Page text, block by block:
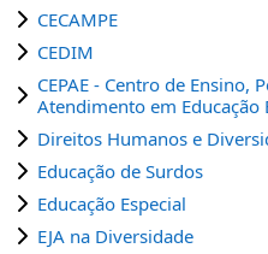
CECAMPE
CEDIM
CEPAE - Centro de Ensino,
Atendimento em Educação
Direitos Humanos e
Educação de Surdos
Educação Especial
EJA na Diversidade